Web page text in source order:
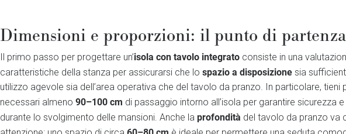
Dimensioni e proporzioni: il punto di partenza
Il primo passo per progettare un’isola con tavolo integrato consiste in una
caratteristiche della stanza per assicurarsi che lo spazio a disposizione sia
utilizzo agevole sia dell’area operativa che del tavolo da pranzo. In particolare, tieni
necessari almeno 90–100 cm di passaggio intorno all’isola per garantire sicurezza
durante lo svolgimento delle mansioni. Anche la profondità del tavolo da pranzo va